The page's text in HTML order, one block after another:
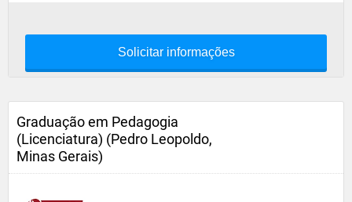
Solicitar informações
Graduação em Pedagogia
(Licenciatura) (Pedro Leopoldo,
Minas Gerais)